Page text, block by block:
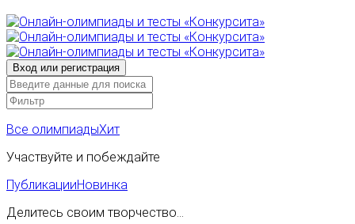
Все олимпиадыХит
Участвуйте и побеждайте
ПубликацииНовинка
Делитесь своим творчество...